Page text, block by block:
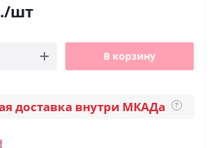
/шт
В корзину
доставка внутри МКАДа ?